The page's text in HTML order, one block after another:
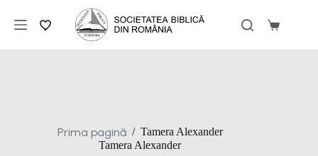
conținut
Coș
Prima pagină / Tamera Alexander
Tamera Alexander